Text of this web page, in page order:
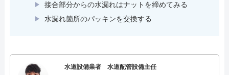
接合部分からの水漏れはナットを締めてみる
水漏れ箇所のパッキンを交換する
水道設備業者 水道配管設備主任